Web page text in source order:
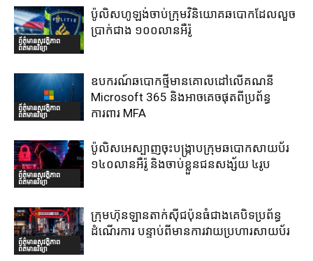
ព័ត៌មានសុវត្ថិភាព
ព័ត៌មានវិទ្យា
ប៉ូលិសហូឡង់ចាប់ក្រុមវិនិយោគឆបោកដែលលួច
ប្រាក់ជាង ១០០លានអឺរ៉ូ
ព័ត៌មានសុវត្ថិភាព
ព័ត៌មានវិទ្យា
ឧបករណ៍ឆបោកថ្មីមានគោលដៅលើគណនី
Microsoft 365 និងអាចគេចផុតពីប្រព័ន្ធ
ការពារ MFA
ព័ត៌មានសុវត្ថិភាព
ព័ត៌មានវិទ្យា
ប៉ូលិសអេស្បាញចុះបង្រ្កាបក្រុមឆបោកសាយប័រ
១៤០លានអឺរ៉ូ និងចាប់ខ្លួនជនសង្ស័យ ៤រូប
ព័ត៌មានសុវត្ថិភាព
ព័ត៌មានវិទ្យា
ក្រុមហ៊ុនឡានតាក់ស៊ីជប៉ុនធំជាងគេបិទប្រព័ន្ធ
ដំណើរការ បន្ទាប់ពីមានការវាយប្រហារសាយប័រ